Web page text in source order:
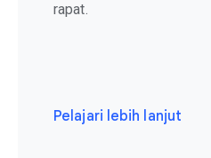
rapat.
Pelajari lebih lanjut